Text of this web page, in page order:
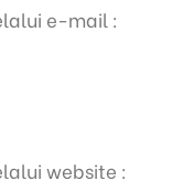
e-mail :
website :